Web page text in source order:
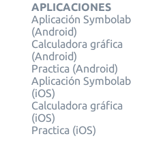
APLICACIONES
Aplicación Symbolab
(Android)
Calculadora gráfica
(Android)
Practica (Android)
Aplicación Symbolab
(iOS)
Calculadora gráfica
(iOS)
Practica (iOS)